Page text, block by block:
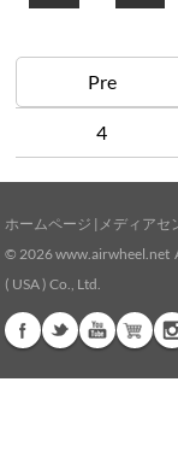
Pre
4
ホームページ | メディアセ
© 2026www.airwheel.net
( USA ) Co., Ltd.